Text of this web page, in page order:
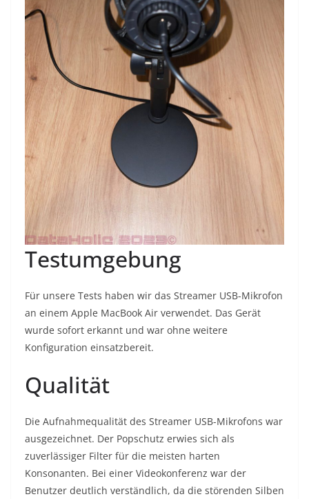
Testumgebung
Für unsere Tests haben wir das Streamer USB-Mikrofon
an einem Apple MacBook Air verwendet. Das Gerät
wurde sofort erkannt und war ohne weitere
Konfiguration einsatzbereit.
Qualität
Die Aufnahmequalität des Streamer USB-Mikrofons war
ausgezeichnet. Der Popschutz erwies sich als
zuverlässiger Filter für die meisten harten
Konsonanten. Bei einer Videokonferenz war der
Benutzer deutlich verständlich, da die störenden Silben